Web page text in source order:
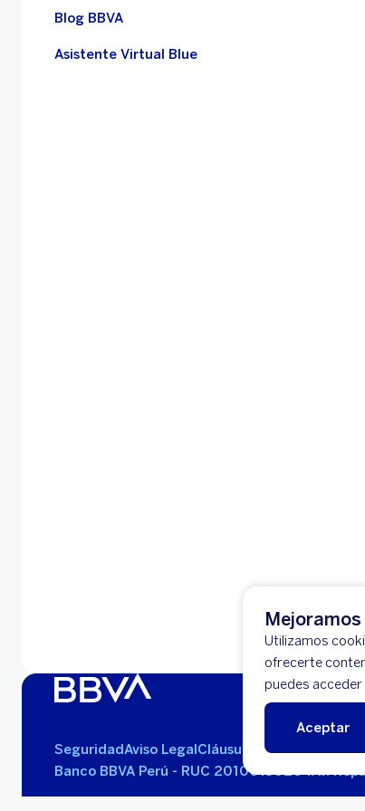
Utilizamos
ofrecerte
puedes acceder
Aceptar
Blog BBVA
Asistente Virtual Blue
SeguridadAviso LegalCláusulas Generales de
Banco BBVA Perú - RUC 20100130204Av.